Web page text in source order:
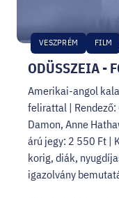
ODÜSSZEIA -
VESZPRÉM FILM
Amerikai-angol
felirattal | Rendező:
Damon, Anne
árú jegy: 2 550 Ft |
korig, diák,
igazolvány